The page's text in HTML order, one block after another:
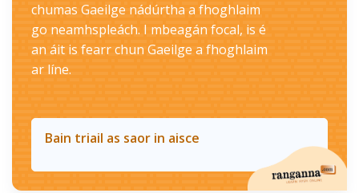
chumas Gaeilge nádúrtha a fhoghlaim
go neamhspleách. I mbeagán focal, is é
an áit is fearr chun Gaeilge a fhoghlaim
ar líne.
Bain triail as saor in aisce